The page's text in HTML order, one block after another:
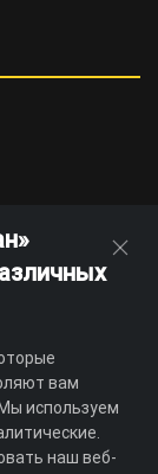
вам
используем
наш веб-